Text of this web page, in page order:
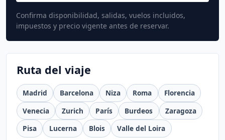
Ruta del viaje
Madrid Barcelona Niza Roma
Florencia
Venecia
Zurich París Burdeos
Zaragoza
Pisa
Lucerna Blois Valle del Loira
Confirma disponibilidad, salidas, vuelos incluidos,
impuestos y precio vigente antes de reservar.